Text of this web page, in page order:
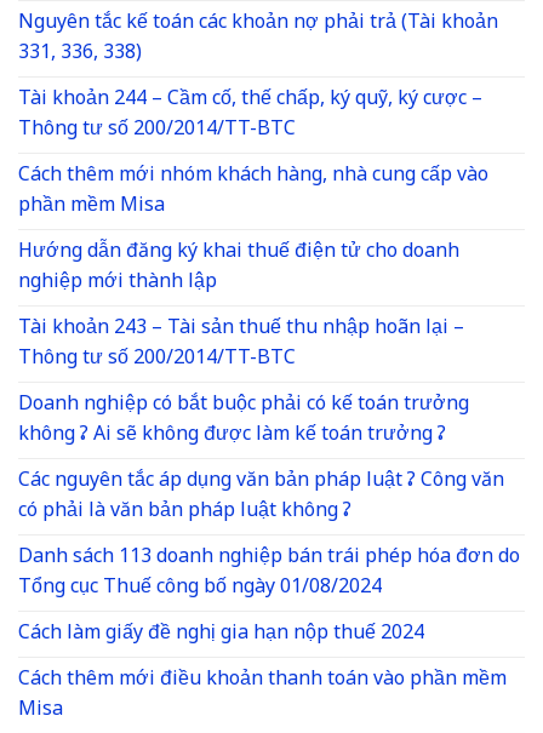
Nguyên tắc kế toán các khoản nợ phải trả (Tài khoản
331, 336, 338)
Tài khoản 244 – Cầm cố, thế chấp, ký quỹ, ký cược –
Thông tư số 200/2014/TT-BTC
Cách thêm mới nhóm khách hàng, nhà cung cấp vào
phần mềm Misa
Hướng dẫn đăng ký khai thuế điện tử cho doanh
nghiệp mới thành lập
Tài khoản 243 – Tài sản thuế thu nhập hoãn lại –
Thông tư số 200/2014/TT-BTC
Doanh nghiệp có bắt buộc phải có kế toán trưởng
không ? Ai sẽ không được làm kế toán trưởng ?
Các nguyên tắc áp dụng văn bản pháp luật ? Công văn
có phải là văn bản pháp luật không ?
Danh sách 113 doanh nghiệp bán trái phép hóa đơn do
Tổng cục Thuế công bố ngày 01/08/2024
Cách làm giấy đề nghị gia hạn nộp thuế 2024
Cách thêm mới điều khoản thanh toán vào phần mềm
Misa